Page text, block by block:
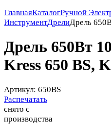
ГлавнаяКаталогРучной
ИнструментДрелиДрель
Дрель 650Вт
Kress 650 BS,
Артикул: 650BS
Распечатать
снято с
производства